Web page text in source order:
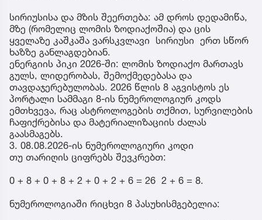
სირიუსისა და მზის შეერთება: ამ დროს დედამიწა,
მზე (რომელიც ლომის ზოდიაქოშია) და ცის
ყველაზე კაშკაშა ვარსკვლავი სირიუსი ერთ სწორ
ხაზზე განლაგდებიან.
ენერგიის პიკი 2026-ში: ლომის ზოდიაქო მართავს
გულს, ლიდერობას, შემოქმედებასა და
თავდაჯერებულობას. 2026 წლის 8 აგვისტოს ეს
პორტალი სამმაგი 8-ის ნუმეროლოგიურ კოდს
ემთხვევა, რაც ასტროლოგების თქმით, სურვილების
ჩაფიქრებისა და მატერიალიზაციის ძალას
გაასმაგებს.
3. 08.08.2026-ის ნუმეროლოგიური კოდი
თუ თარიღის ციფრებს შევკრებთ:
0 + 8 + 0 + 8 + 2 + 0 + 2 + 6 = 26 2 + 6 = 8.
ნუმეროლოგიაში რიცხვი 8 პასუხისმგებელია: